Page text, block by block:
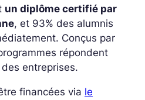
un diplôme certifié par
, et 93% des alumnis
Conçus par
répondent
entreprises.
financées via le